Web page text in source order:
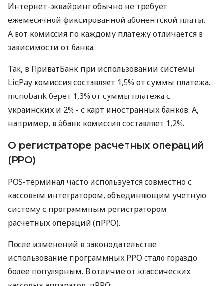
Интернет-эквайринг обычно не требует
ежемесячной фиксированной абонентской платы.
А вот комиссия по каждому платежу отличается в
зависимости от банка.
Так, в ПриватБанк при использовании системы
LiqPay комиссия составляет 1,5% от суммы платежа.
monobank берет 1,3% от суммы платежа с
украинских и 2% - с карт иностранных банков. А,
например, в àбанк комиссия составляет 1,2%.
О регистраторе расчетных операций
(РРО)
POS-терминал часто используется совместно с
кассовым интегратором, объединяющим учетную
систему с программным регистратором
расчетных операций (пРРО).
После изменений в законодательстве
использование программных РРО стало гораздо
более популярным. В отличие от классических